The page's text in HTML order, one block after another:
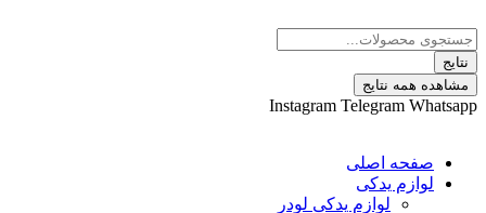
نتایج
Instagram Telegram
اصلی
یدکی
لوازم یدکی لودر